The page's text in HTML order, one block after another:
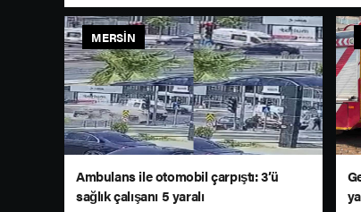
MERSIN
Ambulans ile otomobil çarpıştı: 3’ü
sağlık çalışanı 5 yaralı